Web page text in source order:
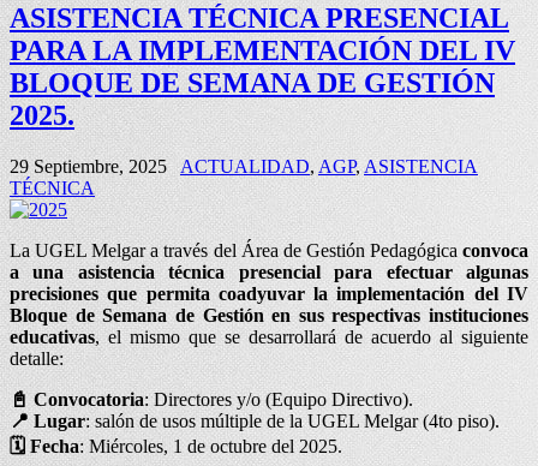
ASISTENCIA TÉCNICA PRESENCIAL
PARA LA IMPLEMENTACIÓN DEL IV
BLOQUE DE SEMANA DE GESTIÓN
2025.
29 Septiembre, 2025 ACTUALIDAD, AGP,ASISTENCIA
TÉCNICA
La UGEL Melgar a través del Área de Gestión Pedagógica convoca
a una asistencia técnica presencial para efectuar algunas
precisiones que permita coadyuvar la implementación del IV
Bloque de Semana de Gestión en sus respectivas instituciones
educativas, el mismo que se desarrollará de acuerdo al siguiente
detalle:
📓 Convocatoria: Directores y/o (Equipo Directivo).
📍Lugar: salón de usos múltiple de la UGEL Melgar (4to piso).
🗓️Fecha: Miércoles, 1 de octubre del 2025.